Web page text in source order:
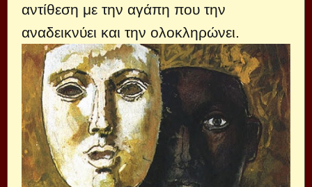
αντίθεση με την αγάπη που την
αναδεικνύει και την ολοκληρώνει.